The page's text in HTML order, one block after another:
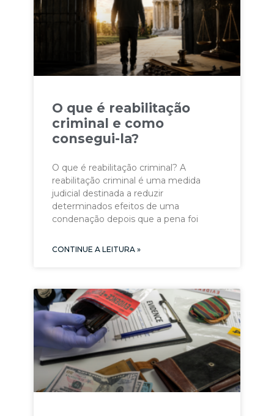
O que é reabilitação
criminal e como
consegui-la?
O que é reabilitação criminal? A
reabilitação criminal é uma medida
judicial destinada a reduzir
determinados efeitos de uma
condenação depois que a pena foi
CONTINUE A LEITURA »